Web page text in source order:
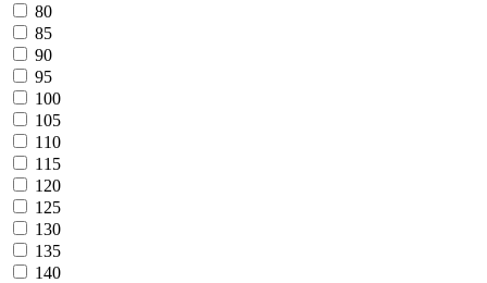
80
85
90
95
100
105
110
115
120
125
130
135
140